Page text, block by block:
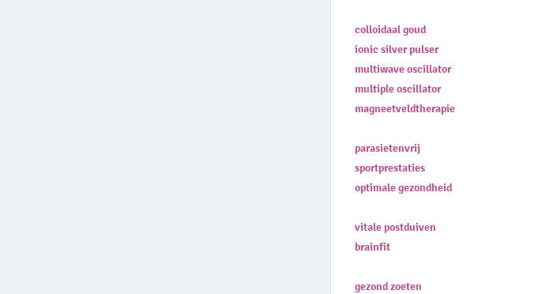
colloidaal goud
ionic silver pulser
multiwave oscillator
multiple oscillator
magneetveldtherapie
parasietenvrij
sportprestaties
optimale gezondheid
vitale postduiven
brainfit
gezond zoeten